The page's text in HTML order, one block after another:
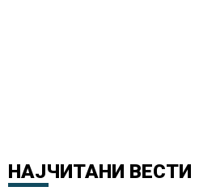
НАЈЧИТАНИ ВЕСТИ